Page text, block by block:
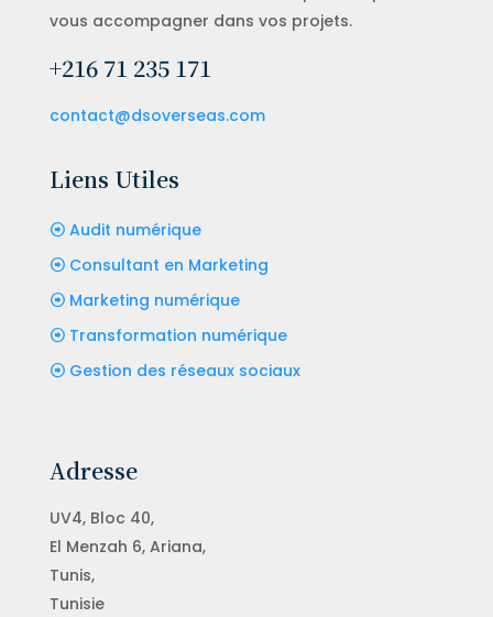
vous accompagner dans vos projets.
+216 71 235 171
contact@dsoverseas.com
Liens Utiles
Audit numérique
Consultant en Marketing
Marketing numérique
Transformation numérique
Gestion des réseaux sociaux
Adresse
UV4, Bloc 40,
El Menzah 6, Ariana,
Tunis,
Tunisie